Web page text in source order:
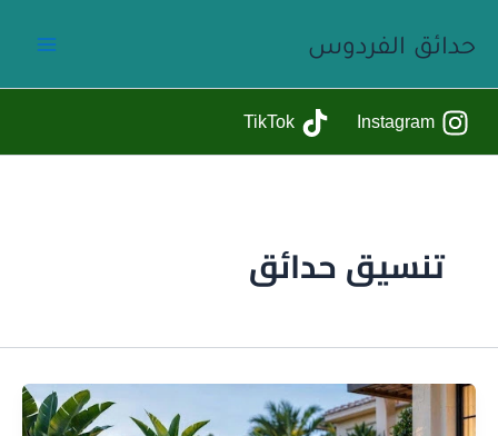
حدائق الفردوس
Instagram
TikTok
تنسيق حدائق